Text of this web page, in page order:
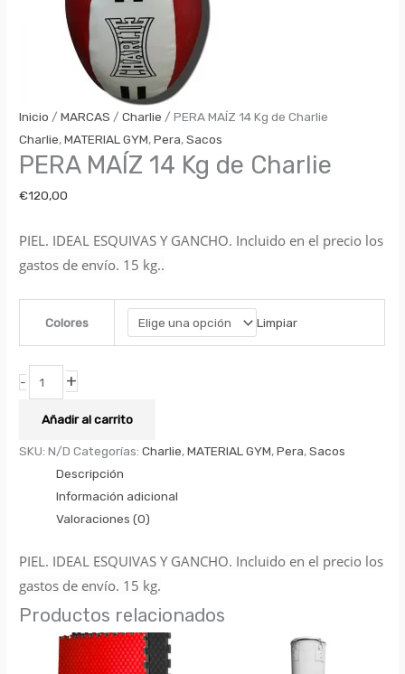
Inicio /MARCAS /Charlie / PERA MAÍZ 14 Kg de Charlie
Charlie,MATERIAL GYM,Pera,Sacos
PERA MAÍZ 14 Kg de Charlie
€120,00
PIEL. IDEAL ESQUIVAS Y GANCHO. Incluido en el precio los
gastos de envío. 15 kg..
Colores Limpiar
- +
Añadir al carrito
SKU:N/D Categorías:Charlie,MATERIAL GYM,Pera,Sacos
Descripción
Información adicional
Valoraciones (0)
PIEL. IDEAL ESQUIVAS Y GANCHO. Incluido en el precio los
gastos de envío. 15 kg.
Productos relacionados